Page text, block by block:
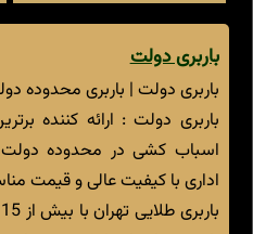
باربری دولت
باربری دولت | باربری محدوده دولت |
باربری دولت : ارائه کننده
اسباب کشی در محدوده دولت
اداری با کیفیت عالی و قیمت